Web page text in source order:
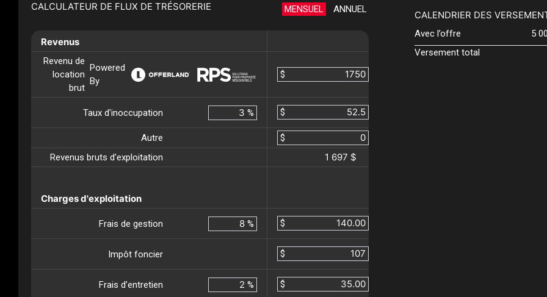
CALCULATEUR DE FLUX DE TRÉSORERIE MENSUEL ANNUEL
Revenus
Revenu de
location
brut
Powered
By
$
Taux d'inoccupation % $
Autre
$
Revenus bruts d'exploitation
1 697 $
Charges d'exploitation
Frais de gestion % $
Impôt foncier $
Frais d’entretien % $
CALENDRIER DES
Avec l’offre
5
Versement total